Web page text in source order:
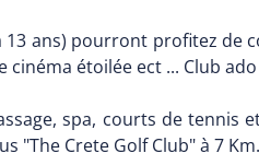
13 ans) pourront profitez
étoilée ect ... Club ado
spa, courts de
"The Crete Golf Club" à 7 Km.